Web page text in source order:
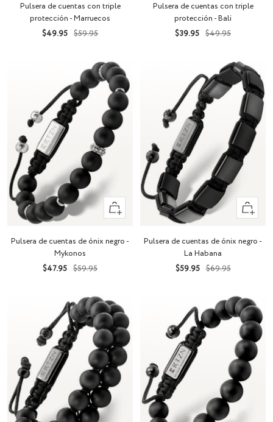
Pulsera de cuentas con triple
protección - Marruecos
Precio
$49.95 Precio
$59.95
Pulsera de cuentas con triple
protección - Bali
Precio
$39.95 Precio
$49.95
+
Añadir
Pulsera de cuentas de ónix negro -
Mykonos
Precio
$47.95 Precio
$59.95
+
Añadir
Pulsera de cuentas de ónix negro -
La Habana
Precio
$59.95 Precio
$69.95